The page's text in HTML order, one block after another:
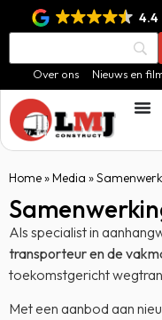
4.4
Over ons Nieuws en
Home»Media »
Als specialist in
transporteur en de
toekomstgericht
Met een aanbod aan